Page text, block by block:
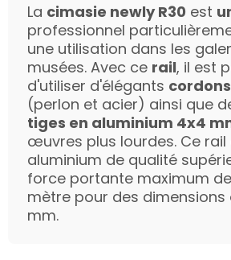
La cimasie newly R30 est
professionnel
une utilisation dans les
musées. Avec ce rail, il est
d'utiliser d'élégants cordons
(perlon et acier) ainsi que
tiges en aluminium 4x4
œuvres plus lourdes. Ce rail
aluminium de qualité
force portante maximum
mètre pour des dimensions
mm.